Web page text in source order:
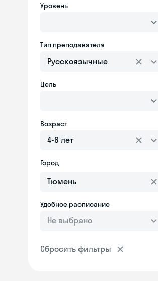
Уровень
Тип преподавателя
Русскоязычные
Цель
Возраст
4-6 лет
Город
Удобное расписание
Не выбрано
Сбросить фильтры